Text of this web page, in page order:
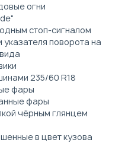
огни
стоп-сигналом
поворота на
235/60 R18
фары
фары
чёрным глянцем
в цвет кузова